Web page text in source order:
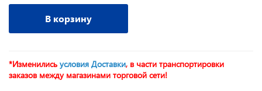
В корзину
*Изменились условия Доставки, в части транспортировки
заказов между магазинами торговой сети!